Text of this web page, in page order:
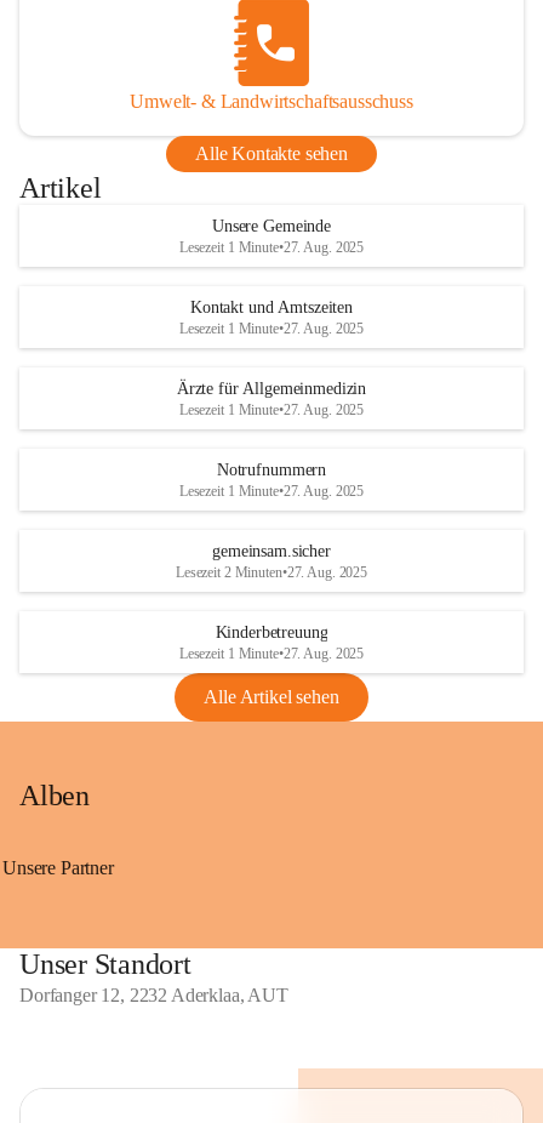
Umwelt- & Landwirtschaftsausschuss
Alle Kontakte sehen
Artikel
Unsere Gemeinde
Lesezeit 1 Minute•27. Aug. 2025
Kontakt und Amtszeiten
Lesezeit 1 Minute•27. Aug. 2025
Ärzte für Allgemeinmedizin
Lesezeit 1 Minute•27. Aug. 2025
Notrufnummern
Lesezeit 1 Minute•27. Aug. 2025
gemeinsam.sicher
Lesezeit 2 Minuten•27. Aug. 2025
Kinderbetreuung
Lesezeit 1 Minute•27. Aug. 2025
Alle Artikel sehen
Alben
Unsere Partner
Unser Standort
Dorfanger 12, 2232 Aderklaa, AUT